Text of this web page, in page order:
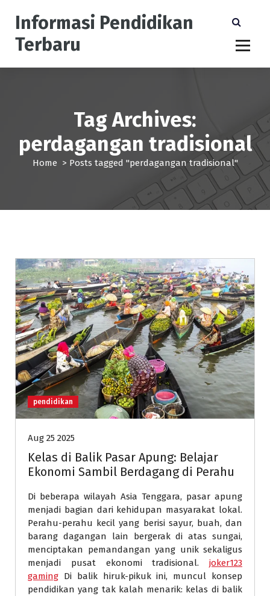
Informasi Pendidikan
Terbaru
Tag Archives:
perdagangan tradisional
Home > Posts tagged "perdagangan tradisional"
pendidikan
Aug 25 2025
Kelas di Balik Pasar Apung: Belajar
Ekonomi Sambil Berdagang di Perahu
Di beberapa wilayah Asia Tenggara, pasar apung
menjadi bagian dari kehidupan masyarakat lokal.
Perahu-perahu kecil yang berisi sayur, buah, dan
barang dagangan lain bergerak di atas sungai,
menciptakan pemandangan yang unik sekaligus
menjadi pusat ekonomi tradisional. joker123
gaming Di balik hiruk-pikuk ini, muncul konsep
pendidikan yang tak kalah menarik: kelas di balik